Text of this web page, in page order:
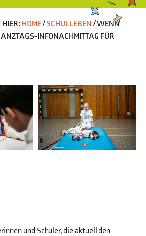
HIER: HOME/ SCHULLEBEN/WENN
INFONACHMITTAG FÜR
und Schüler, die aktuell den